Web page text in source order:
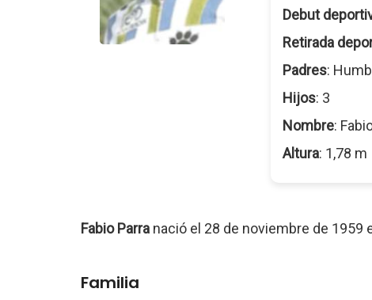
Debut
Retirada
Padres:
Hijos: 3
Nombre:
Altura: 1,78 m
Fabio Parra nació el 28 de noviembre de 1959
Familia